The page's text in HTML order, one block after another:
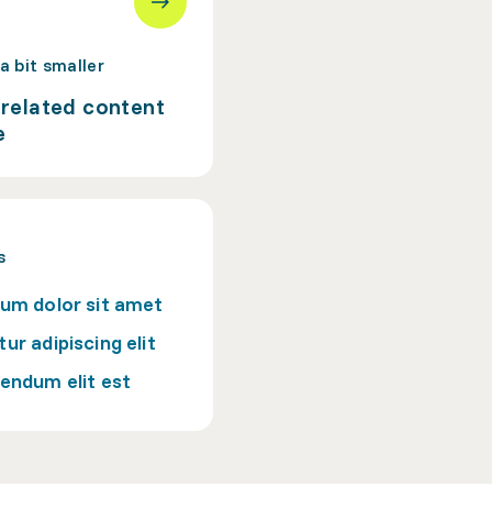
bit smaller
content
dolor sit amet
adipiscing elit
elit est